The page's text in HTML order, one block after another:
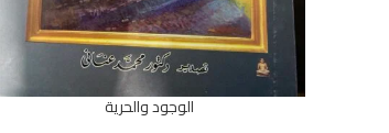
الوجود والحرية